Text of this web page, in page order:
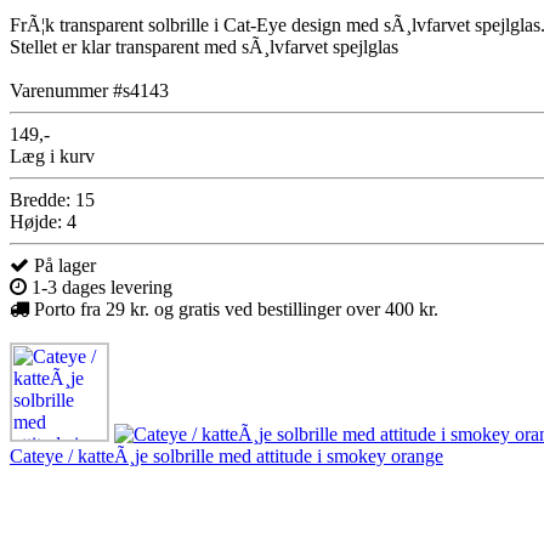
FrÃ¦k transparent solbrille i Cat-Eye design med sÃ¸lvfarvet spejlglas.
Stellet er klar transparent med sÃ¸lvfarvet spejlglas
Varenummer #s4143
149,-
Læg i kurv
Bredde: 15
Højde: 4
På lager
1-3 dages levering
Porto fra 29 kr. og gratis ved bestillinger over 400 kr.
Cateye / katteÃ¸je solbrille med attitude i smokey orange